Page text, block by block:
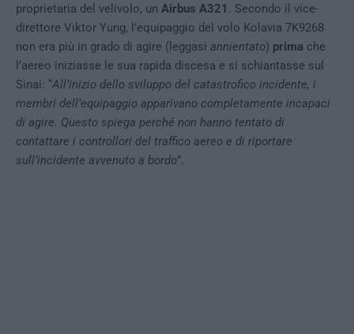
proprietaria del velivolo, un Airbus A321
. Secondo il vice-
direttore Viktor Yung, l’equipaggio del volo Kolavia 7K9268
non era più in grado di agire (leggasi annientato) prima che
l’aereo iniziasse le sua rapida discesa e si schiantasse sul
Sinai: “All’inizio dello sviluppo del catastrofico incidente, i
membri dell’equipaggio apparivano completamente incapaci
di agire. Questo spiega perché non hanno tentato di
contattare i controllori del traffico aereo e di riportare
sull’incidente avvenuto a bordo”.